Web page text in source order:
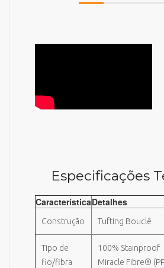
Especificações
CaracterísticaDetalhes
Construção Tufting Bouclê
Tipo de
fio/fibra
100% Stainproof
Miracle Fibre®